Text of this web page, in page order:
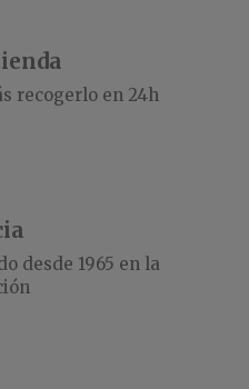
recogerlo en 24h
desde 1965 en la